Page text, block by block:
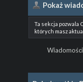
Pokaż
Ta sekcja pozwala
których masz
Wiadomości